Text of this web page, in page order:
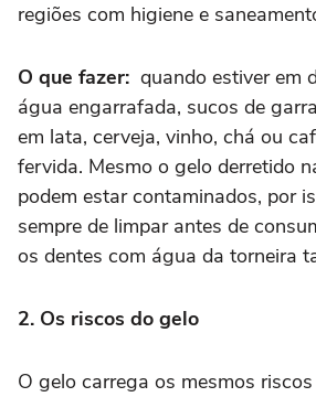
regiões com higiene e
O que fazer: quando estiver em
água engarrafada, sucos de
em lata, cerveja, vinho, chá ou
fervida. Mesmo o gelo derretido
podem estar contaminados, por
sempre de limpar antes de
os dentes com água da torneira
2. Os riscos do gelo
O gelo carrega os mesmos